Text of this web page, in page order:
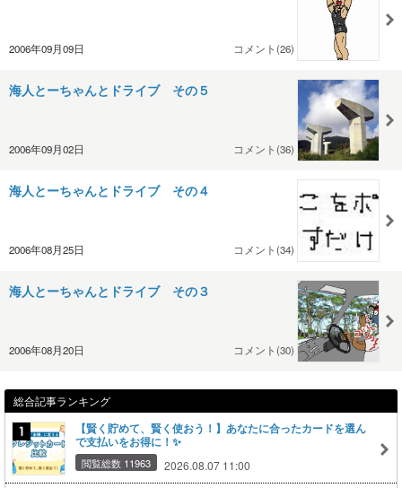
2006年09月09日 コメント(26)
海人とーちゃんとドライブ その５
2006年09月02日 コメント(36)
海人とーちゃんとドライブ その４
2006年08月25日 コメント(34)
海人とーちゃんとドライブ その３
2006年08月20日 コメント(30)
総合記事ランキング
【賢く貯めて、賢く使おう！】あなたに合ったカードを選ん
で支払いをお得に！✨
閲覧総数 11963 2026.08.07 11:00